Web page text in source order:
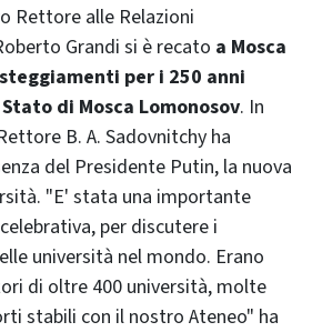
Rettore alle Relazioni
Grandi si è recato a Mosca
per i 250 anni
di Mosca Lomonosov. In
B. A. Sadovnitchy ha
del Presidente Putin, la nuova
"E' stata una importante
per discutere i
università nel mondo. Erano
di oltre 400 università, molte
stabili con il nostro Ateneo" ha